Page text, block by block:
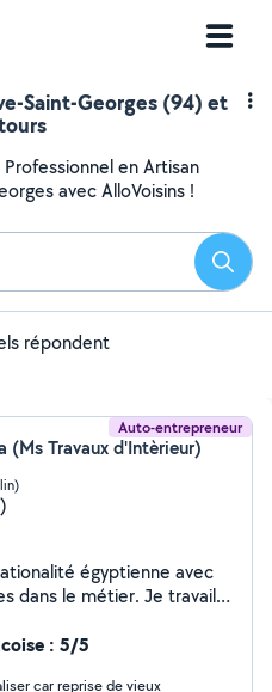
Saint-Georges (94) et
en Artisan
avec AlloVoisins !
répondent
Auto-entrepreneur
(Ms Travaux d'Intèrieur)
égyptienne avec
métier. Je travaille
total à reception du
: 5/5
car reprise de vieux